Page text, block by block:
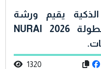
يقيم ورشة
تأهيلية للمشاركة في بطولة NURAI 2026
1320